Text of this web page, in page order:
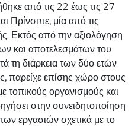
από τις 22 έως τις 27
Πρίνσιπε, μία από τις
Εκτός από την αξιολόγηση
και αποτελεσμάτων του
τη διάρκεια των δύο ετών
παρείχε επίσης χώρο στους
τοπικούς οργανισμούς και
στην συνειδητοποίηση
εργασιών σχετικά με το